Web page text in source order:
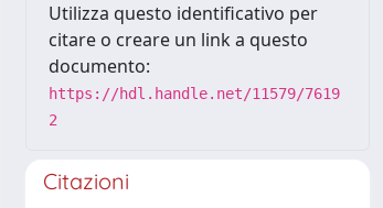
Utilizza questo identificativo per
citare o creare un link a questo
documento:
https://hdl.handle.net/11579/7619
2
Citazioni